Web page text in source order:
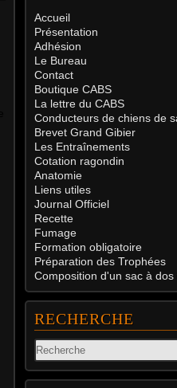
Accueil
Présentation
Adhésion
Le Bureau
Contact
Boutique CABS
La lettre du CABS
Conducteurs de chiens de
Brevet Grand Gibier
Les Entraînements
Cotation ragondin
Anatomie
Liens utiles
Journal Officiel
Recette
Fumage
Formation obligatoire
Préparation des Trophées
Composition d'un sac à dos
RECHERCHE